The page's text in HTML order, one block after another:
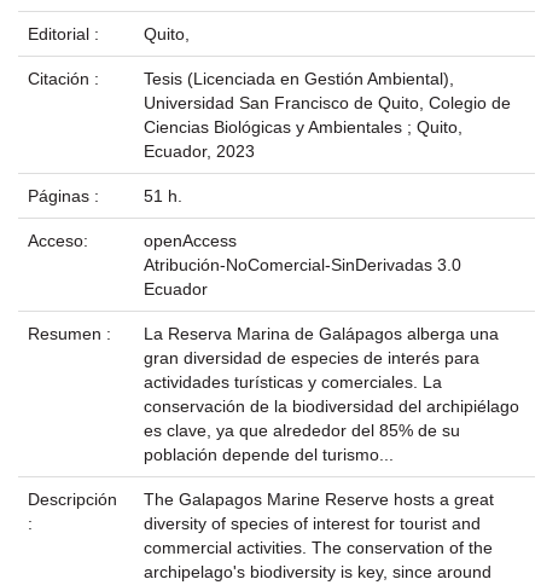
Editorial : Quito,
Citación :
Tesis (Licenciada en Gestión Ambiental),
Universidad San Francisco de Quito, Colegio de
Ciencias Biológicas y Ambientales ; Quito,
Ecuador, 2023
Páginas : 51 h.
Acceso:
openAccess
Atribución-NoComercial-SinDerivadas 3.0
Ecuador
Resumen :
La Reserva Marina de Galápagos alberga una
gran diversidad de especies de interés para
actividades turísticas y comerciales. La
conservación de la biodiversidad del archipiélago
es clave, ya que alrededor del 85% de su
población depende del turismo...
Descripción
:
The Galapagos Marine Reserve hosts a great
diversity of species of interest for tourist and
commercial activities. The conservation of the
archipelago's biodiversity is key, since around